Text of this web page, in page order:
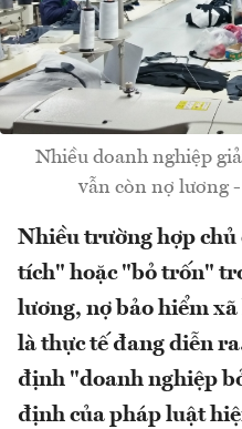
Nhiều doanh nghiệp
vẫn còn nợ lương
Nhiều trường hợp
tích" hoặc "bỏ trốn"
lương, nợ bảo hiểm
là thực tế đang diễn
định "doanh nghiệp
định của pháp luật